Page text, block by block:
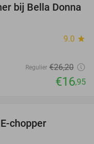
35%
bij Bella Donna
9.0 star
Regulier €26,20
€16,95
chopper